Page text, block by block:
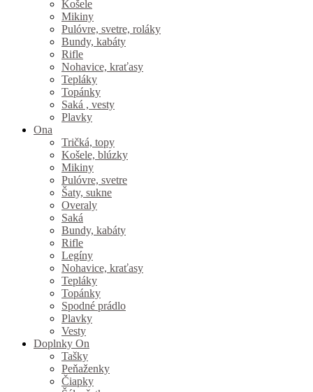
Košele
Mikiny
Pulóvre, svetre, roláky
Bundy, kabáty
Rifle
Nohavice, kraťasy
Tepláky
Topánky
Saká , vesty
Plavky
Ona
Tričká, topy
Košele, blúzky
Mikiny
Pulóvre, svetre
Šaty, sukne
Overaly
Saká
Bundy, kabáty
Rifle
Legíny
Nohavice, kraťasy
Tepláky
Topánky
Spodné prádlo
Plavky
Vesty
Doplnky On
Tašky
Peňaženky
Čiapky